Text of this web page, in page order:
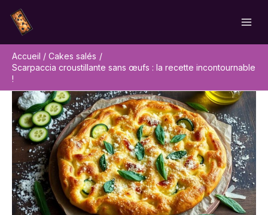
contenu
Accueil
Cakes salés
Scarpaccia croustillante sans œufs : la recette incontournable
!
Rechercher